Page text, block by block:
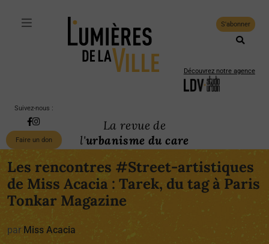
S'abonner
Découvrez notre agence
Suivez-nous :
Faire un don
La revue de
l'urbanisme du care
Les rencontres #Street-artistiques
de Miss Acacia : Tarek, du tag à Paris
Tonkar Magazine
par Miss Acacia